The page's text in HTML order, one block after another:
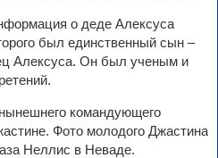
о деде Алексуса
был единственный сын –
Алексуса. Он был ученым и
командующего
Фото молодого Джастина
Неллис в Неваде.